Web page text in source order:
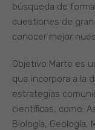
búsqueda de
cuestiones de
conocer mejor
Objetivo Marte es
que incorpora a la
estrategias
científicas, como:
Biología, Geología,